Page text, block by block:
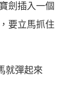
劍插入一個
要立馬抓住
就彈起來